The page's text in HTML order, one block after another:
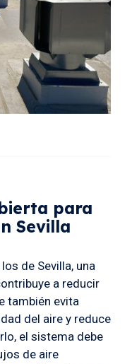
para
Sevilla
de Sevilla, una
a reducir
también evita
del aire y reduce
el sistema debe
de aire